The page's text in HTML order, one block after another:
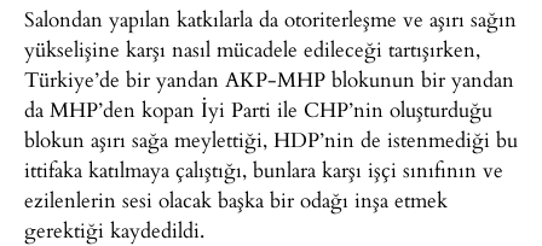
Salondan yapılan katkılarla da otoriterleşme ve aşırı sağın
yükselişine karşı nasıl mücadele edileceği tartışırken,
Türkiye’de bir yandan AKP-MHP blokunun bir yandan
da MHP’den kopan İyi Parti ile CHP’nin oluşturduğu
blokun aşırı sağa meylettiği, HDP’nin de istenmediği bu
ittifaka katılmaya çalıştığı, bunlara karşı işçi sınıfının ve
ezilenlerin sesi olacak başka bir odağı inşa etmek
gerektiği kaydedildi.